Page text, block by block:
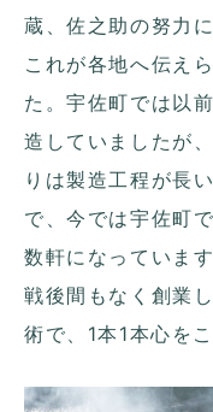
蔵、佐之助の努力
これが各地へ伝え
た。宇佐町では以
造していましたが
りは製造工程が長
で、今では宇佐町
数軒になっていま
戦後間もなく創業
術で、1本1本心を